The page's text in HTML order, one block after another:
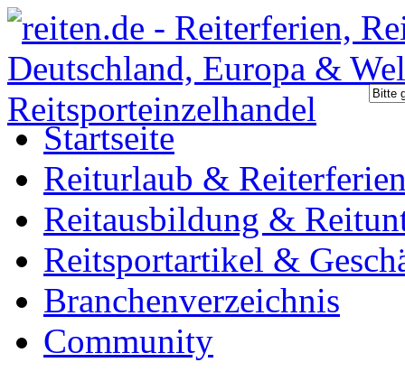
Startseite
Reiturlaub &
Reitausbildung &
Reitsportartikel &
Branchenverzeichnis
Community